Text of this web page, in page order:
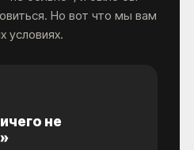
Но вот что мы вам
условиях.
не